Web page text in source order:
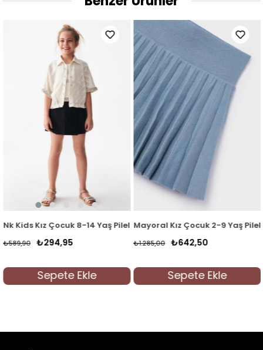
Etek 56518 Camel
Nk Kids Kız Çocuk 8-14 Yaş Pileli Etek 56354 Siyah
₺294,95
₺589,90
Sepete Ekle
Mayoral Kız Çocuk 2-9 Yaş
₺642,50
₺1.285,00
Sepete Ekle